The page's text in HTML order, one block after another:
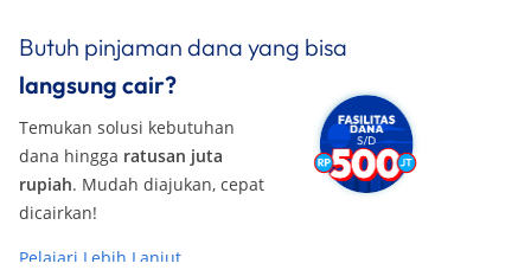
Butuh pinjaman dana yang bisa
langsung cair?
Temukan solusi kebutuhan
dana hingga ratusan juta
rupiah. Mudah diajukan, cepat
dicairkan!
Pelajari Lebih Lanjut